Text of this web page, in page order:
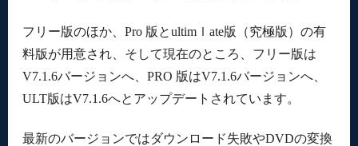
フリー版のほか、Pro 版とultimｌate版（究極版）の有
料版が用意され、そして現在のところ、フリー版は
V7.1.6バージョンへ、PRO 版はV7.1.6バージョンへ、
ULT版はV7.1.6へとアップデートされています。
最新のバージョンではダウンロード失敗やDVDの変換